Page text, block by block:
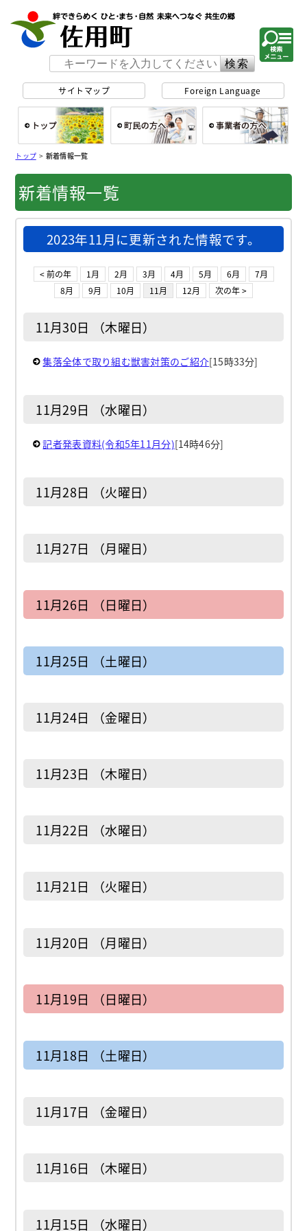
サイトマップ Foreign Language
トップ>新着情報一覧
新着情報一覧
2023年11月に更新された情報です。
< 前の年 1月 2月 3月 4月 5月 6月
7月
8月
9月 10月 11月 12月 次の年 >
11月30日 （木曜日）
集落全体で取り組む獣害対策のご紹介[15時33分]
11月29日 （水曜日）
記者発表資料(令和5年11月分)[14時46分]
11月28日 （火曜日）
11月27日 （月曜日）
11月26日 （日曜日）
11月25日 （土曜日）
11月24日 （金曜日）
11月23日 （木曜日）
11月22日 （水曜日）
11月21日 （火曜日）
11月20日 （月曜日）
11月19日 （日曜日）
11月18日 （土曜日）
11月17日 （金曜日）
11月16日 （木曜日）
11月15日 （水曜日）